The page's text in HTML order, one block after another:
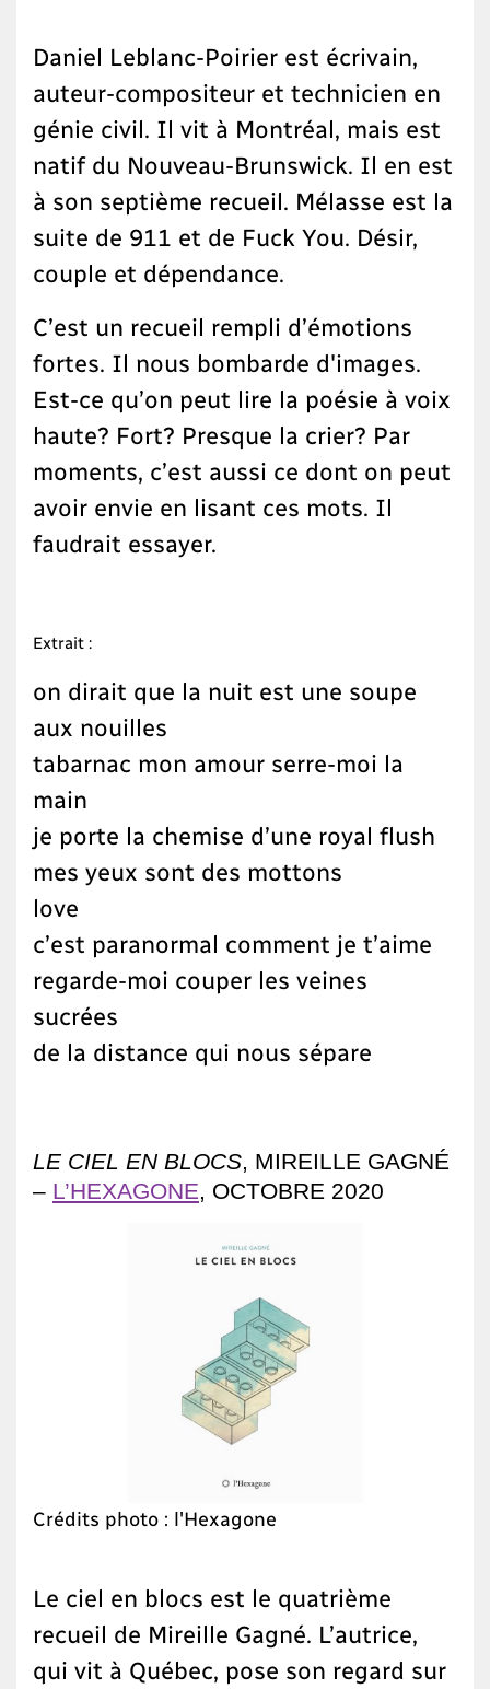
Daniel Leblanc-Poirier est écrivain,
auteur-compositeur et technicien en
génie civil. Il vit à Montréal, mais est
natif du Nouveau-Brunswick. Il en est
à son septième recueil. Mélasse est la
suite de 911 et de Fuck You. Désir,
couple et dépendance.
C’est un recueil rempli d’émotions
fortes. Il nous bombarde d'images.
Est-ce qu’on peut lire la poésie à voix
haute? Fort? Presque la crier? Par
moments, c’est aussi ce dont on peut
avoir envie en lisant ces mots. Il
faudrait essayer.
Extrait :
on dirait que la nuit est une soupe
aux nouilles
tabarnac mon amour serre-moi la
main
je porte la chemise d’une royal flush
mes yeux sont des mottons
love
c’est paranormal comment je t’aime
regarde-moi couper les veines
sucrées
de la distance qui nous sépare
LE CIEL EN BLOCS, MIREILLE GAGNÉ
– L’HEXAGONE, OCTOBRE 2020
Crédits photo : l'Hexagone
Le ciel en blocs est le quatrième
recueil de Mireille Gagné. L’autrice,
qui vit à Québec, pose son regard sur